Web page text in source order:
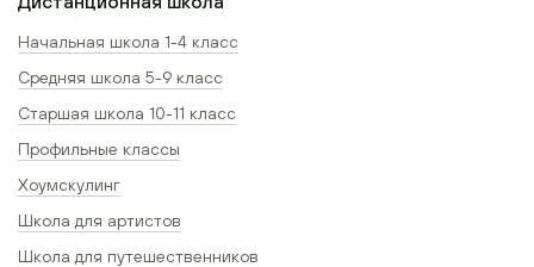
Начальная школа 1-4 класс
Средняя школа 5-9 класс
Старшая школа 10-11 класс
Профильные классы
Хоумскулинг
Школа для артистов
Школа для путешественников